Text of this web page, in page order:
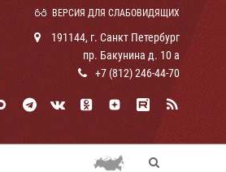
ВЕРСИЯ ДЛЯ СЛАБОВИДЯЩИХ
191144, г. Санкт Петербург
пр. Бакунина д. 10 а
+7 (812) 246-44-70